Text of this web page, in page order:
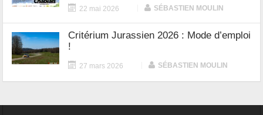
22 mai 2026 SÉBASTIEN MOULIN
Critérium Jurassien 2026 : Mode d’emploi
!
27 mars 2026 SÉBASTIEN MOULIN